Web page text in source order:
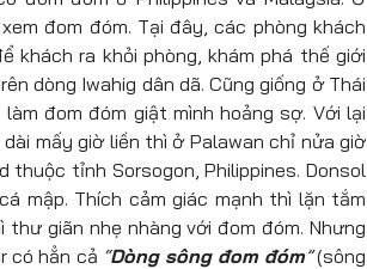
đom đóm. Tại đây, các phòng khách
ra khỏi phòng, khám phá thế giới
dòng Iwahig dân dã. Cũng giống ở Thái
đom đóm giật mình hoảng sợ. Với lại
mấy giờ liền thì ở Palawan chỉ nửa giờ
thuộc tỉnh Sorsogon, Philippines. Donsol
mập. Thích cảm giác mạnh thì lặn tắm
giãn nhẹ nhàng với đom đóm. Nhưng
có hẳn cả “Dòng sông đom đóm”(sông